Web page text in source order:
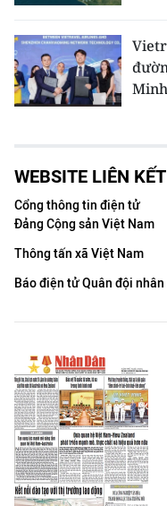
WEBSITE LIÊN KẾT
Cổng thông tin điện tử
Đảng Cộng sản Việt Nam
Thông tấn xã Việt Nam
Báo điện tử Quân đội nhân